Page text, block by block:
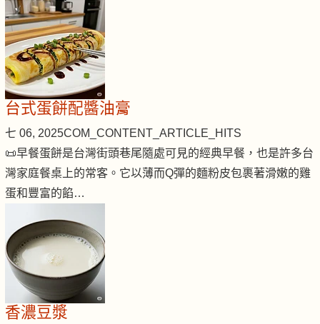
台式蛋餅配醬油膏
七 06, 2025COM_CONTENT_ARTICLE_HITS
📜早餐蛋餅是台灣街頭巷尾隨處可見的經典早餐，也是許多台
灣家庭餐桌上的常客。它以薄而Q彈的麵粉皮包裹著滑嫩的雞
蛋和豐富的餡…
香濃豆漿